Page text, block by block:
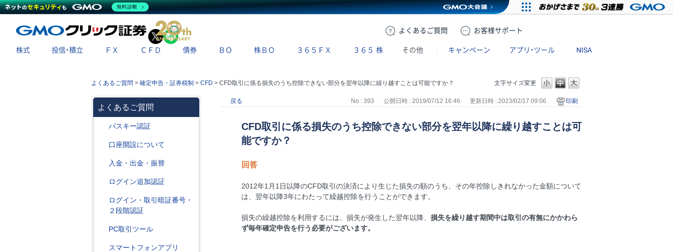
よくある ご質問 お客様サポート
X
株式 投信・積立 ＦＸ ＣＦＤ 債券 ＢＯ 株ＢＯ ３６５ＦＸ ３６５ 株 その他 キャンペーン アプリ・ツール NISA
文字サイズ変更
よくあるご質問 > 確定申告・証券税制 > CFD > CFD取引に係る損失のうち控除できない部分を翌年以降に繰り越すことは可能ですか？
よくあるご質問
パスキー認証
口座開設について
入金・出金・振替
ログイン追加認証
ログイン・取引暗証番号・
２段階認証
PC取引ツール
スマートフォンアプリ
戻る No : 393 公開日時 : 2019/07/12 16:46 更新日時 : 2023/02/17 09:06 印刷
CFD取引に係る損失のうち控除できない部分を翌年以降に繰り越すことは可
能ですか？
回答
2012年1月1日以降のCFD取引の決済により生じた損失の額のうち、その年控除しきれなかった金額について
は、翌年以降3年にわたって繰越控除を行うことができます。
損失の繰越控除を利用するには、損失が発生した翌年以降、 損失を繰り越す期間中は取引の有無にかかわら
ず毎年確定申告を行う必要がございます。
無料診断